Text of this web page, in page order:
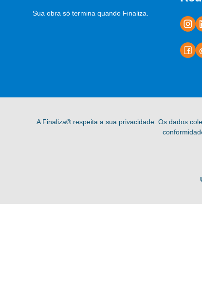
Sua obra só termina quando Finaliza.
A Finaliza® respeita a sua privacidade. Os dados